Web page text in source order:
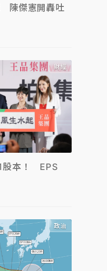
陳傑憲開轟吐
財經
股本！ EPS
政治